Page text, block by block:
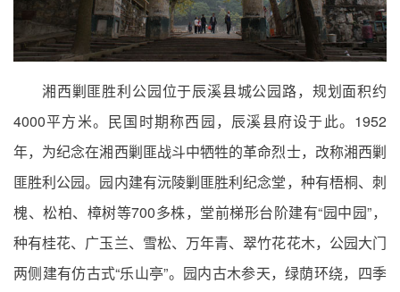
湘西剿匪胜利公园位于辰溪县城公园路，规划面积约
4000平方米。民国时期称西园，辰溪县府设于此。1952
年，为纪念在湘西剿匪战斗中牺牲的革命烈士，改称湘西剿
匪胜利公园。园内建有沅陵剿匪胜利纪念堂，种有梧桐、刺
槐、松柏、樟树等700多株，堂前梯形台阶建有“园中园”，
种有桂花、广玉兰、雪松、万年青、翠竹花花木，公园大门
两侧建有仿古式“乐山亭”。园内古木参天，绿荫环绕，四季